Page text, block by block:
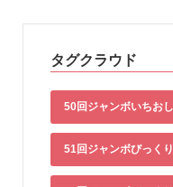
タグクラウド
50回ジャンボいちおし
51回ジャンボびっく